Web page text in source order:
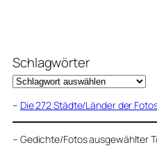
Schlagwörter
– Die 272 Städte/Länder der
– Gedichte/Fotos ausgewählter